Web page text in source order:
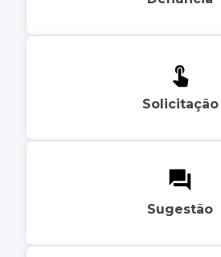
Solicitação
Sugestão